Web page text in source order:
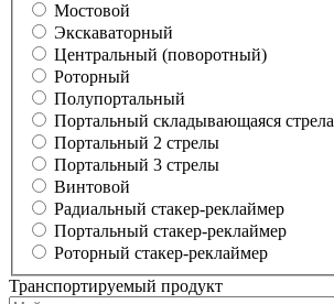
Мостовой
Экскаваторный
Центральный (поворотный)
Роторный
Полупортальный
Портальный складывающаяся стрела
Портальный 2 стрелы
Портальный 3 стрелы
Винтовой
Радиальный стакер-реклаймер
Портальный стакер-реклаймер
Роторный стакер-реклаймер
Транспортируемый продукт